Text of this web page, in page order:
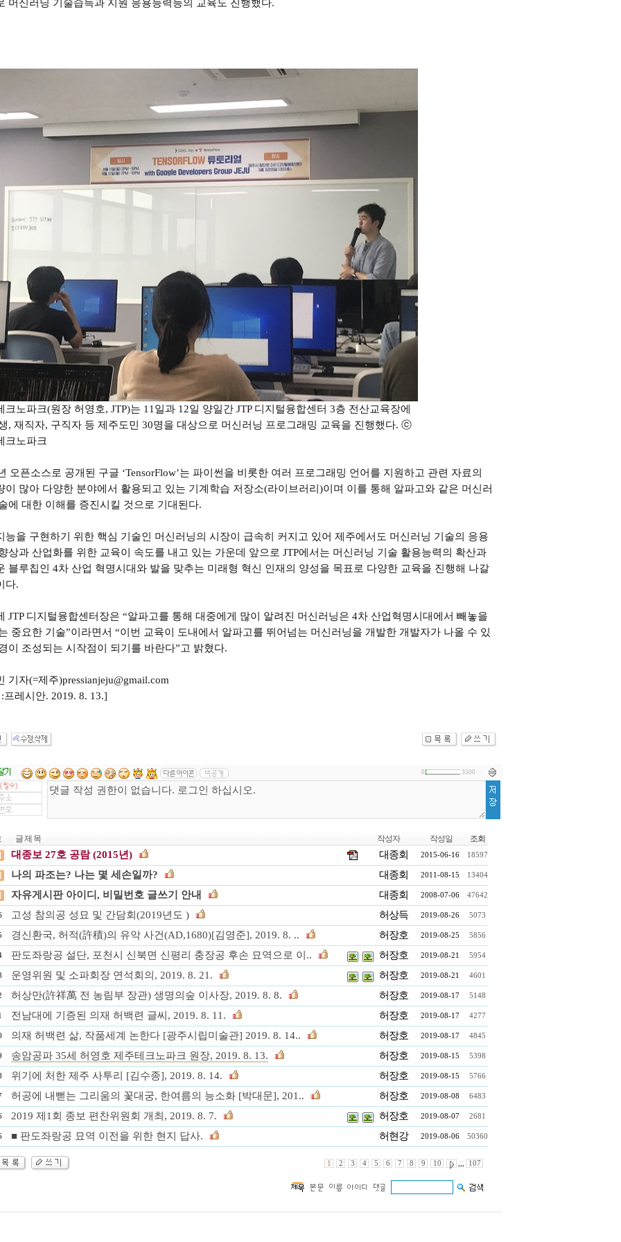
머신러닝 기술습득과 지원 응용능력등의 교육도 진행했다.
크노파크(원장 허영호, JTP)는 11일과 12일 양일간 JTP 디지털융합센터 3층 전산교육장에
, 재직자, 구직자 등 제주도민 30명을 대상으로 머신러닝 프로그래밍 교육을 진행했다. ⓒ
크노파크
오픈소스로 공개된 구글 ‘TensorFlow’는 파이썬을 비롯한 여러 프로그래밍 언어를 지원하고 관련 자료의
이 많아 다양한 분야에서 활용되고 있는 기계학습 저장소(라이브러리)이며 이를 통해 알파고와 같은 머신러
에 대한 이해를 증진시킬 것으로 기대된다.
능을 구현하기 위한 핵심 기술인 머신러닝의 시장이 급속히 커지고 있어 제주에서도 머신러닝 기술의 응용
상과 산업화를 위한 교육이 속도를 내고 있는 가운데 앞으로 JTP에서는 머신러닝 기술 활용능력의 확산과
블루칩인 4차 산업 혁명시대와 발을 맞추는 미래형 혁신 인재의 양성을 목표로 다양한 교육을 진행해 나갈
다.
JTP 디지털융합센터장은 “알파고를 통해 대중에게 많이 알려진 머신러닝은 4차 산업혁명시대에서 빼놓을
중요한 기술”이라면서 “이번 교육이 도내에서 알파고를 뛰어넘는 머신러닝을 개발한 개발자가 나올 수 있
이 조성되는 시작점이 되기를 바란다”고 밝혔다.
기자(=제주)pressianjeju@gmail.com
레시안. 2019. 8. 13.]
0 3500
글 제 목 작성자 작성일 조회
대종보 27호 공람 (2015년) 대종회 2015-06-16 18597
나의 파조는? 나는 몇 세손일까? 대종회 2011-08-15 13404
자유게시판 아이디, 비밀번호 글쓰기 안내 대종회 2008-07-06 47642
고성 참의공 성묘 및 간담회(2019년도 ) 허상득 2019-08-26 5073
경신환국, 허적(許積)의 유악 사건(AD,1680)[김영준], 2019. 8. .. 허장호 2019-08-25 5856
판도좌랑공 설단, 포천시 신북면 신평리 충장공 후손 묘역으로 이.. 허장호 2019-08-21 5954
운영위원 및 소파회장 연석회의, 2019. 8. 21. 허장호 2019-08-21 4601
허상만(許祥萬 전 농림부 장관) 생명의숲 이사장, 2019. 8. 8. 허장호 2019-08-17 5148
전남대에 기증된 의재 허백련 글씨, 2019. 8. 11. 허장호 2019-08-17 4277
의재 허백련 삶, 작품세계 논한다 [광주시립미술관] 2019. 8. 14.. 허장호 2019-08-17 4845
송암공파 35세 허영호 제주테크노파크 원장, 2019. 8. 13. 허장호 2019-08-15 5398
위기에 처한 제주 사투리 [김수종], 2019. 8. 14. 허장호 2019-08-15 5766
허공에 내뻗는 그리움의 꽃대궁, 한여름의 능소화 [박대문], 201.. 허장호 2019-08-08 6483
2019 제1회 종보 편찬위원회 개최, 2019. 8. 7. 허장호 2019-08-07 2681
■ 판도좌랑공 묘역 이전을 위한 현지 답사. 허현강 2019-08-06 50360
1 2 3 4 5 6 7 8 9 10 107